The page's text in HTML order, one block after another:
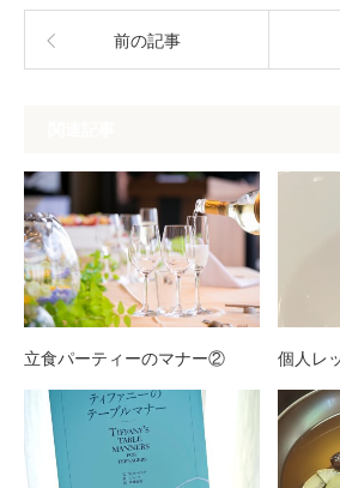
前の記事
立食パーティーのマナー② 個人レ